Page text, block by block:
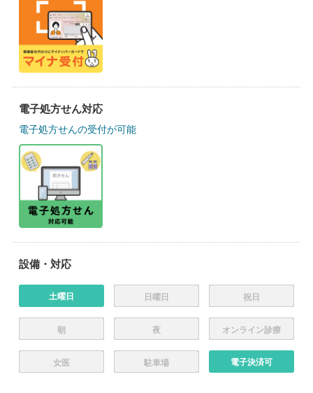
電子処方せん対応
電子処方せんの受付が可能
設備・対応
土曜日 日曜日 祝日
朝 夜 オンライン診療
女医 駐車場 電子決済可